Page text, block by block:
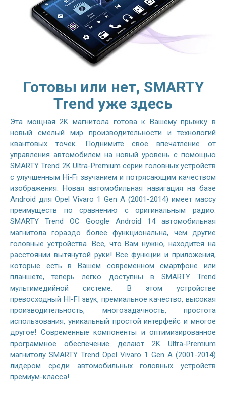
Готовы или нет, SMARTY
Trend уже здесь
Эта мощная 2K магнитола готова к Вашему прыжку в
новый смелый мир производительности и технологий
квантовых точек. Поднимите свое впечатление от
управления автомобилем на новый уровень с помощью
SMARTY Trend 2K Ultra-Premium серии головных устройств
с улучшенным Hi-Fi звучанием и потрясающим качеством
изображения. Новая автомобильная навигация на базе
Android для Opel Vivaro 1 Gen A (2001-2014) имеет массу
преимуществ по сравнению с оригинальным радио.
SMARTY Trend ОС Google Android 14 автомобильная
магнитола гораздо более функциональна, чем другие
головные устройства. Все, что Вам нужно, находится на
расстоянии вытянутой руки! Все функции и приложения,
которые есть в Вашем современном смартфоне или
планшете, теперь легко доступны в SMARTY Trend
мультимедийной системе. В этом устройстве
превосходный HI-FI звук, премиальное качество, высокая
производительность, многозадачность, простота
использования, уникальный простой интерфейс и многое
другое! Современные компоненты и оптимизированное
программное обеспечение делают 2K Ultra-Premium
магнитолу SMARTY Trend Opel Vivaro 1 Gen A (2001-2014)
лидером среди автомобильных головных устройств
премиум-класса!